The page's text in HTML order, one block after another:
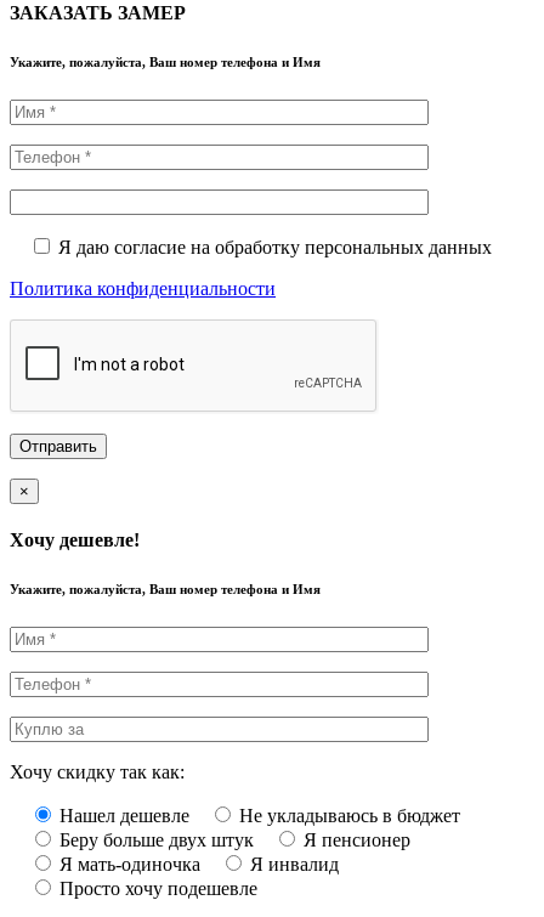
ЗАКАЗАТЬ ЗАМЕР
Укажите, пожалуйста, Ваш номер телефона и Имя
Я даю согласие на обработку персональных данных
Политика конфиденциальности
×
Хочу дешевле!
Укажите, пожалуйста, Ваш номер телефона и Имя
Хочу скидку так как:
Нашел дешевле
Не укладываюсь в бюджет
Беру больше двух штук
Я пенсионер
Я мать-одиночка
Я инвалид
Просто хочу подешевле